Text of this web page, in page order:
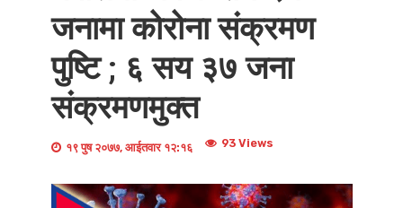
जनामा कोरोना संक्रमण
पुष्टि ; ६ सय ३७ जना
संक्रमणमुक्त
१९ पुष २०७७, आईतवार १२:१६ 93 Views